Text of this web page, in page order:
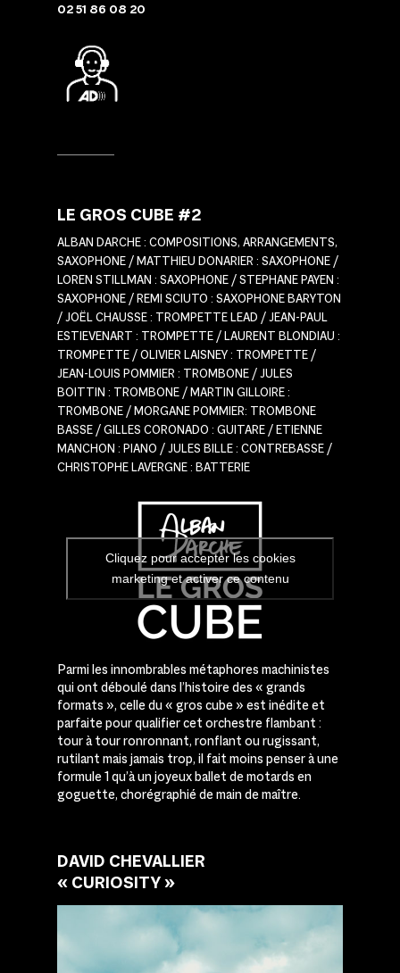
02 51 86 08 20
LE GROS CUBE #2
ALBAN DARCHE : COMPOSITIONS, ARRANGEMENTS,
SAXOPHONE / MATTHIEU DONARIER : SAXOPHONE /
LOREN STILLMAN : SAXOPHONE / STEPHANE PAYEN :
SAXOPHONE / REMI SCIUTO : SAXOPHONE BARYTON
/ JOËL CHAUSSE : TROMPETTE LEAD / JEAN-PAUL
ESTIEVENART : TROMPETTE / LAURENT BLONDIAU :
TROMPETTE / OLIVIER LAISNEY : TROMPETTE /
JEAN-LOUIS POMMIER : TROMBONE / JULES
BOITTIN : TROMBONE / MARTIN GILLOIRE :
TROMBONE / MORGANE POMMIER: TROMBONE
BASSE / GILLES CORONADO : GUITARE / ETIENNE
MANCHON : PIANO / JULES BILLE : CONTREBASSE /
CHRISTOPHE LAVERGNE : BATTERIE
Cliquez pour accepter les cookies
marketing et activer ce contenu
Parmi les innombrables métaphores machinistes
qui ont déboulé dans l’histoire des « grands
formats », celle du « gros cube » est inédite et
parfaite pour qualifier cet orchestre flambant :
tour à tour ronronnant, ronflant ou rugissant,
rutilant mais jamais trop, il fait moins penser à une
formule 1 qu’à un joyeux ballet de motards en
goguette, chorégraphié de main de maître.
DAVID CHEVALLIER
« CURIOSITY »